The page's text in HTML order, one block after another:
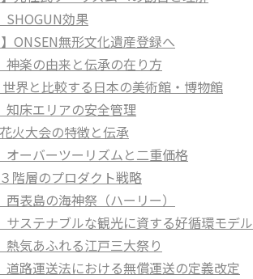
SHOGUN効果
】ONSEN無形文化遺産登録へ
神楽の由来と伝承の在り方
世界と比較する日本の美術館・博物館
知床エリアの安全管理
火大会の特徴と伝承
オーバーツーリズムと二重価格
階層のプロダクト戦略
西表島の海神祭（ハーリー）
サステナブルな観光に資する好循環モデル
熱気あふれる江戸三大祭り
道路運送法における無償運送の定義改定